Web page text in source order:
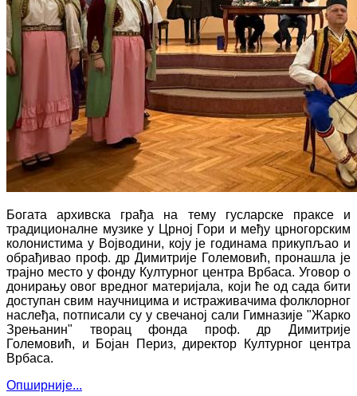
Богата архивска грађа на тему гусларске праксе и
традиционалне музике у Црној Гори и међу црногорским
колонистима у Војводини, коју је годинама прикупљао и
обрађивао проф. др Димитрије Големовић, пронашла је
трајно место у фонду Културног центра Врбаса. Уговор о
донирању овог вредног материјала, који ће од сада бити
доступан свим научницима и истраживачима фолклорног
наслеђа, потписали су у свечаној сали Гимназије "Жарко
Зрењанин" творац фонда проф. др Димитрије
Големовић, и Бојан Периз, директор
Културног центра
Врбаса.
Опширније...